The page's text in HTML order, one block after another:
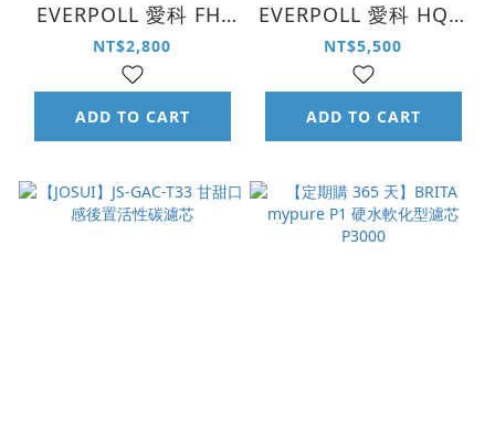
EVERPOLL 愛科 FH-
M 全戶式濾芯 FH-M-2
NT$2,800
ADD TO CART
EVERPOLL 愛科 HQF-
4000 4 合 1 多功能抑
垢濾芯 HQF-4000F
NT$5,500
ADD TO CART